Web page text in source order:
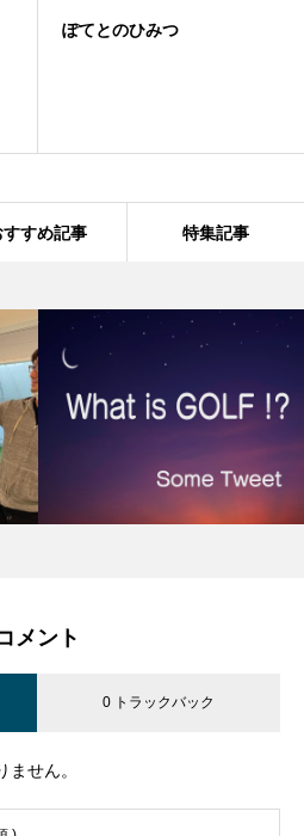
ぽてとのひみつ
すすめ記事 特集記事
メント
0 トラックバック
せん。